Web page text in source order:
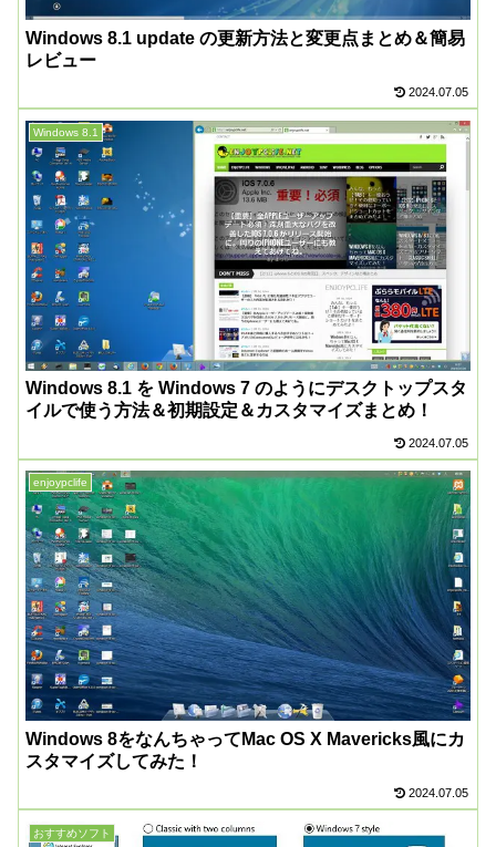
Windows 8.1 update の更新方法と変更点まとめ＆簡易
レビュー
2024.07.05
Windows 8.1
Windows 8.1 を Windows 7 のようにデスクトップスタ
イルで使う方法＆初期設定＆カスタマイズまとめ！
2024.07.05
enjoypclife
Windows 8をなんちゃってMac OS X Mavericks風にカ
スタマイズしてみた！
2024.07.05
おすすめソフト